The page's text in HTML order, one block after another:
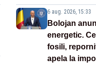
6 aug. 2026, 15:33
Bolojan
energetic.
fosili,
apela la